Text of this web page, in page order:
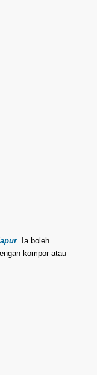
. Ia boleh
kompor atau